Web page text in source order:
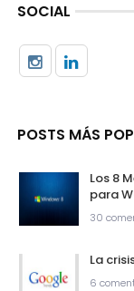
SOCIAL
POSTS MÁS
Los 8
para
30
La
6